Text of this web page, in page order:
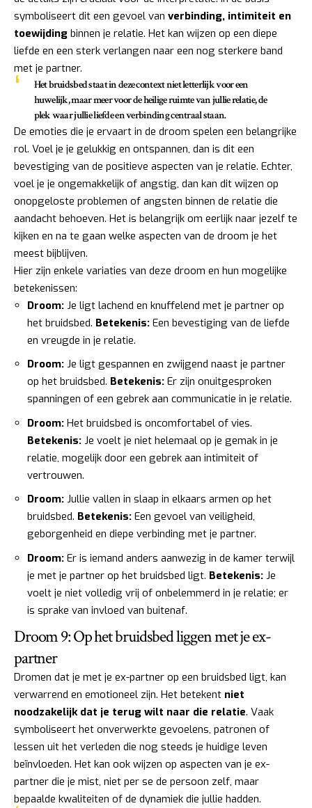
symboliseert dit een gevoel van verbinding, intimiteit en
toewijding binnen je relatie. Het kan wijzen op een diepe
liefde en een sterk verlangen naar een nog sterkere band
met je partner.
Het bruidsbed staat in deze context niet letterlijk voor een
huwelijk, maar meer voor deheilige ruimte van jullie relatie, de
plek waar jullie liefde en verbinding centraal staan.
De emoties die je ervaart in de droom spelen een belangrijke
rol. Voel je je gelukkig en ontspannen, dan is dit een
bevestiging van de positieve aspecten van je relatie. Echter,
voel je je ongemakkelijk of angstig, dan kan dit wijzen op
onopgeloste problemen of angsten binnen de relatie die
aandacht behoeven. Het is belangrijk om eerlijk naar jezelf te
kijken en na te gaan welke aspecten van de droom je het
meest bijblijven.
Hier zijn enkele variaties van deze droom en hun mogelijke
betekenissen:
Droom: Je ligt lachend en knuffelend met je partner op
het bruidsbed. Betekenis: Een bevestiging van de liefde
en vreugde in je relatie.
Droom: Je ligt gespannen en zwijgend naast je partner
op het bruidsbed. Betekenis: Er zijn onuitgesproken
spanningen of een gebrek aan communicatie in je relatie.
Droom: Het bruidsbed is oncomfortabel of vies.
Betekenis: Je voelt je niet helemaal op je gemak in je
relatie, mogelijk door een gebrek aan intimiteit of
vertrouwen.
Droom: Jullie vallen in slaap in elkaars armen op het
bruidsbed. Betekenis: Een gevoel van veiligheid,
geborgenheid en diepe verbinding met je partner.
Droom: Er is iemand anders aanwezig in de kamer terwijl
je met je partner op het bruidsbed ligt. Betekenis: Je
voelt je niet volledig vrij of onbelemmerd in je relatie; er
is sprake van invloed van buitenaf.
Droom 9: Op het bruidsbed liggen met je ex-
partner
Dromen dat je met je ex-partner op een bruidsbed ligt, kan
verwarrend en emotioneel zijn. Het betekent niet
noodzakelijk dat je terug wilt naar die relatie. Vaak
symboliseert het onverwerkte gevoelens, patronen of
lessen uit het verleden die nog steeds je huidige leven
beïnvloeden. Het kan ook wijzen op aspecten van je ex-
partner die je mist, niet per se de persoon zelf, maar
bepaalde kwaliteiten of de dynamiek die jullie hadden.